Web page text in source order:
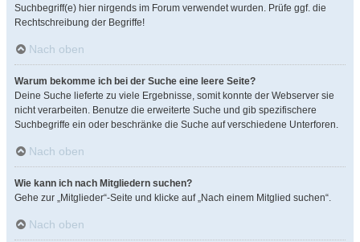
Suchbegriff(e) hier nirgends im Forum verwendet wurden. Prüfe ggf. die
Rechtschreibung der Begriffe!
Nach oben
Warum bekomme ich bei der Suche eine leere Seite?
Deine Suche lieferte zu viele Ergebnisse, somit konnte der Webserver sie
nicht verarbeiten. Benutze die erweiterte Suche und gib spezifischere
Suchbegriffe ein oder beschränke die Suche auf verschiedene Unterforen.
Nach oben
Wie kann ich nach Mitgliedern suchen?
Gehe zur „Mitglieder“-Seite und klicke auf „Nach einem Mitglied suchen“.
Nach oben